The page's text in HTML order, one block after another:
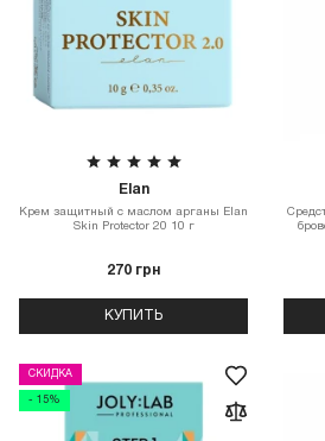
Elan
Крем защитный с маслом арганы Elan
Skin Protector 20 10 г
270 грн
КУПИТЬ
СКИДКА
- 15%